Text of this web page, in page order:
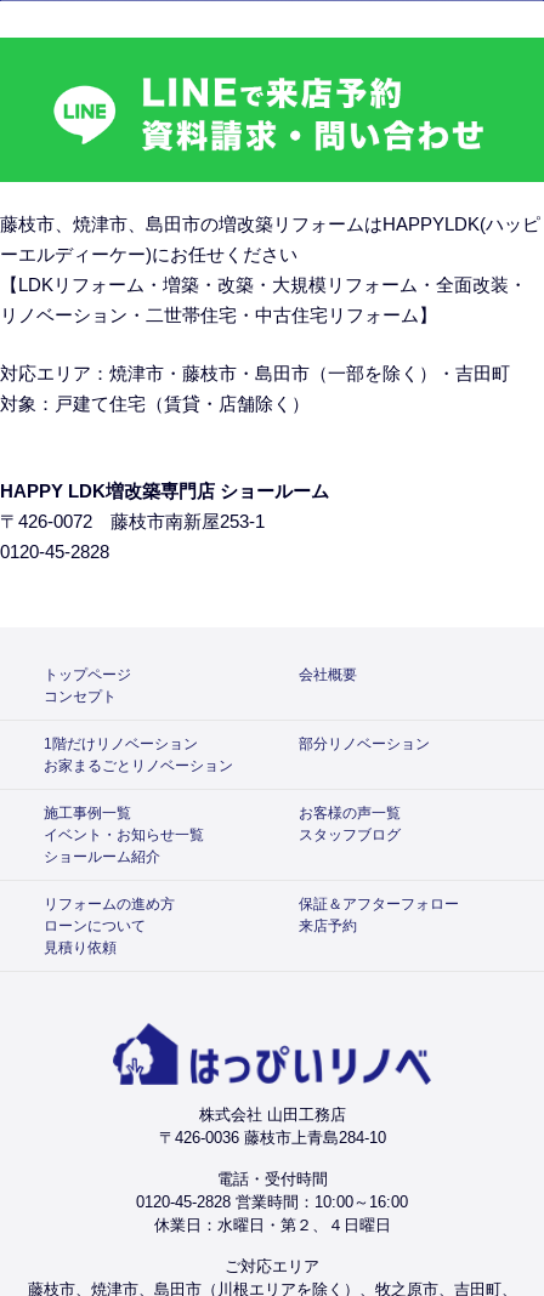
藤枝市、焼津市、島田市の増改築リフォームはHAPPYLDK(ハッピ
ーエルディーケー)にお任せください
【LDKリフォーム・増築・改築・大規模リフォーム・全面改装・
リノベーション・二世帯住宅・中古住宅リフォーム】
対応エリア：焼津市・藤枝市・島田市（一部を除く）・吉田町
対象：戸建て住宅 （賃貸・店舗除く）
HAPPY LDK増改築専門店 ショールーム
〒426-0072 藤枝市南新屋253-1
0120-45-2828
トップページ
会社概要
コンセプト
1階だけリノベーション
部分リノベーション
お家まるごとリノベーション
施工事例一覧
お客様の声一覧
イベント・お知らせ一覧
スタッフブログ
ショールーム紹介
リフォームの進め方
保証＆アフターフォロー
ローンについて
来店予約
見積り依頼
株式会社 山田工務店
〒426-0036 藤枝市上青島284-10
電話・受付時間
0120-45-2828 営業時間：10:00～16:00
休業日：水曜日・第２、４日曜日
ご対応エリア
藤枝市、焼津市、島田市（川根エリアを除く）、牧之原市、吉田町、